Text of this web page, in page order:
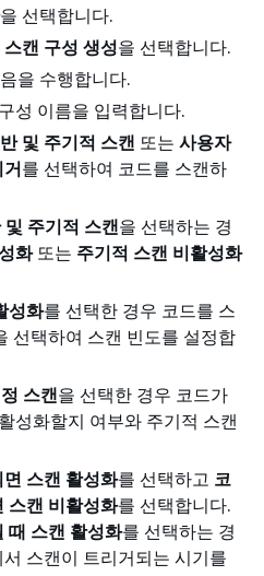
을 선택합니다.
스캔 구성 생성을 선택합니다.
을 수행합니다.
성 이름을 입력합니다.
및 주기적 스캔 또는 사용자
를 선택하여 코드를 스캔하
및 주기적 스캔을 선택하는 경
화또는 주기적 스캔 비활성화
성화를 선택한 경우 코드를 스
선택하여 스캔 빈도를 설정합
스캔을 선택한 경우 코드가
성화할지 여부와 주기적 스캔
스캔 활성화를 선택하고 코
스캔 비활성화를 선택합니다.
때 스캔 활성화를 선택하는 경
스캔이 트리거되는 시기를